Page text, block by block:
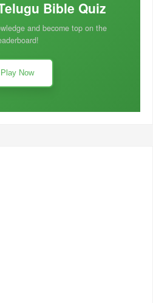
Bible Quiz
and become top on the
Play Now